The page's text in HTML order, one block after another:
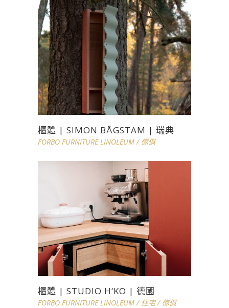
櫃體 | SIMON BÅGSTAM | 瑞典
FORBO FURNITURE LINOLEUM/ 傢俱
櫃體 | STUDIO H‘KO | 德國
FORBO FURNITURE LINOLEUM/ 住宅/ 傢俱